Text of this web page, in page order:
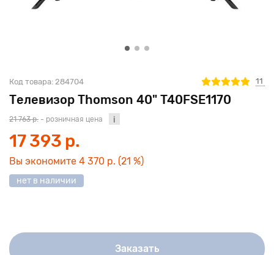
Телевизор Thomson 40" T40FSE1170
Код товара: 284704 11
21 763 р. - розничная цена
17 393 р.
Вы экономите 4 370 р. (21 %)
нет в наличии
Заказать